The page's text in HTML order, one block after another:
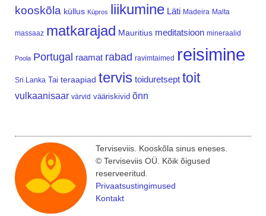
kooskõla küllus Küpros liikumine Läti Madeira Malta
massaaz matkarajad Mauritius meditatsioon mineraalid
Poola Portugal raamat rabad ravimtaimed reisimine
Sri Lanka Tai teraapiad tervis toiduretsept toit
vulkaanisaar värvid vääriskivid õnn
Terviseviis. Kooskõla sinus eneses.
© Terviseviis OÜ. Kõik õigused
reserveeritud.
Privaatsustingimused
Kontakt